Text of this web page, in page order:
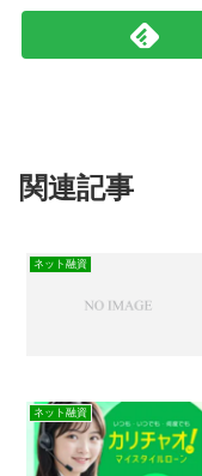
関連記事
ネット融資
ネット融資